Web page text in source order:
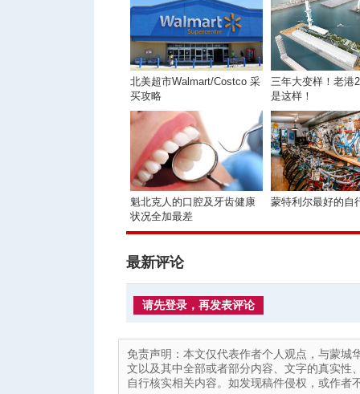
北美超市Walmart/Costco 采
买攻略
三年大变样！老港
是这样！
魁北克人的口腔及牙齿健康
状况全加最差
蒙特利尔最好的自
最新评论
请先登录，再发表评论
免责声明：本文仅代表作者个人观点，与蒙城
文以及其中全部或者部分内容、文字的真实性
自行核实相关内容。如发现稿件侵权，或作